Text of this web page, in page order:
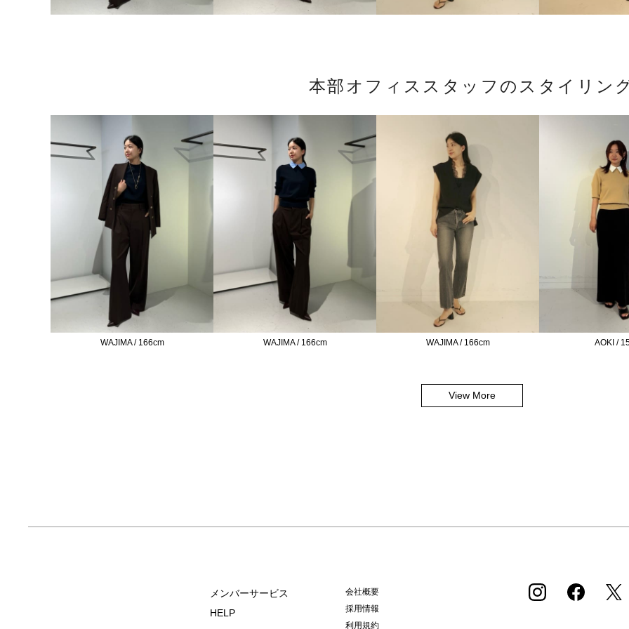
本部オフィススタッフのスタイリン
WAJIMA / 166cm WAJIMA / 166cm WAJIMA / 166cm AOKI /
View More
メンバーサービス
HELP
会社概要
採用情報
利用規約